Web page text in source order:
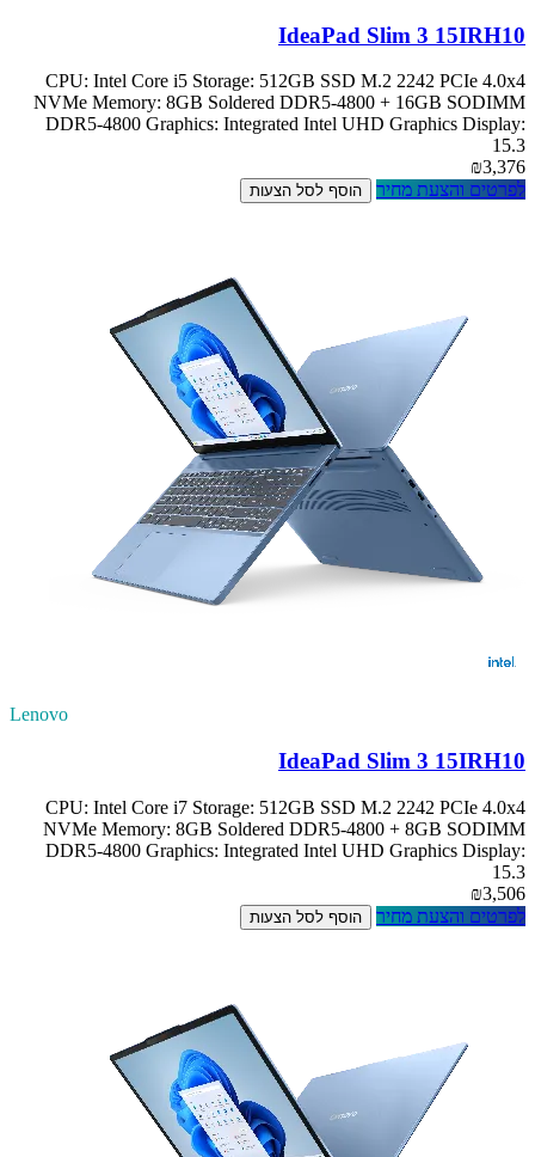
IdeaPad Slim 3 15IRH10
CPU: Intel Core i5 Storage: 512GB SSD M.2 2242 PCIe 4.0x4
NVMe Memory: 8GB Soldered DDR5-4800 + 16GB SODIMM
DDR5-4800 Graphics: Integrated Intel UHD Graphics Display:
15.3
₪3,376
לפרטים והצעת מחיר
הוסף לסל הצעות
Lenovo
IdeaPad Slim 3 15IRH10
CPU: Intel Core i7 Storage: 512GB SSD M.2 2242 PCIe 4.0x4
NVMe Memory: 8GB Soldered DDR5-4800 + 8GB SODIMM
DDR5-4800 Graphics: Integrated Intel UHD Graphics Display:
15.3
₪3,506
לפרטים והצעת מחיר
הוסף לסל הצעות